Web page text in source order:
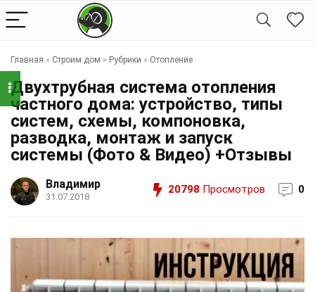
Главная » Строим дом » Рубрики » Отопление
Двухтрубная система отопления
частного дома: устройство, типы
систем, схемы, компоновка,
разводка, монтаж и запуск
системы (Фото & Видео) +Отзывы
Владимир
31.07.2018
20798 Просмотров 0